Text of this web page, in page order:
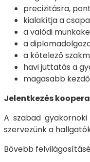
precizitásra,
kialakítja a
a valódi
a
a kötelező
havi juttatás a
magasabb
Jelentkezés
A szabad
szervezünk a
Bővebb